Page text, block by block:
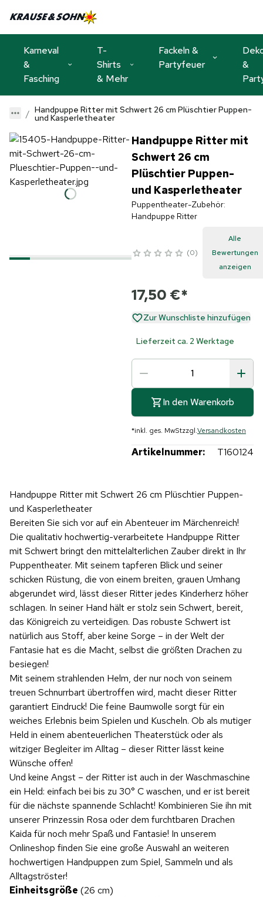
Karneval
&
Fasching
T-
Shirts
& Mehr
Fackeln &
Partyfeuer
&
Handpuppe Ritter mit Schwert 26 cm Plüschtier Puppen-
und Kasperletheater
Handpuppe Ritter mit
Schwert 26 cm
Plüschtier Puppen-
und Kasperletheater
Puppentheater-Zubehör:
Handpuppe Ritter
0
Alle
Bewertungen
anzeigen
17,50 €*
Zur Wunschliste hinzufügen
Lieferzeit ca. 2 Werktage
In den Warenkorb
*inkl. ges. MwStzzgl.Versandkosten
Artikelnummer: T160124
Handpuppe Ritter mit Schwert 26 cm Plüschtier Puppen-
und Kasperletheater
Bereiten Sie sich vor auf ein Abenteuer im Märchenreich!
Die qualitativ hochwertig-verarbeitete Handpuppe Ritter
mit Schwert bringt den mittelalterlichen Zauber direkt in Ihr
Puppentheater. Mit seinem tapferen Blick und seiner
schicken Rüstung, die von einem breiten, grauen Umhang
abgerundet wird, lässt dieser Ritter jedes Kinderherz höher
schlagen. In seiner Hand hält er stolz sein Schwert, bereit,
das Königreich zu verteidigen. Das robuste Schwert ist
natürlich aus Stoff, aber keine Sorge – in der Welt der
Fantasie hat es die Macht, selbst die größten Drachen zu
besiegen!
Mit seinem strahlenden Helm, der nur noch von seinem
treuen Schnurrbart übertroffen wird, macht dieser Ritter
garantiert Eindruck! Die feine Baumwolle sorgt für ein
weiches Erlebnis beim Spielen und Kuscheln. Ob als mutiger
Held in einem abenteuerlichen Theaterstück oder als
witziger Begleiter im Alltag – dieser Ritter lässt keine
Wünsche offen!
Und keine Angst – der Ritter ist auch in der Waschmaschine
ein Held: einfach bei bis zu 30° C waschen, und er ist bereit
für die nächste spannende Schlacht! Kombinieren Sie ihn mit
unserer Prinzessin Rosa oder dem furchtbaren Drachen
Kaida für noch mehr Spaß und Fantasie! In unserem
Onlineshop finden Sie eine große Auswahl an weiteren
hochwertigen Handpuppen zum Spiel, Sammeln und als
Alltagströster!
Einheitsgröße (26 cm)